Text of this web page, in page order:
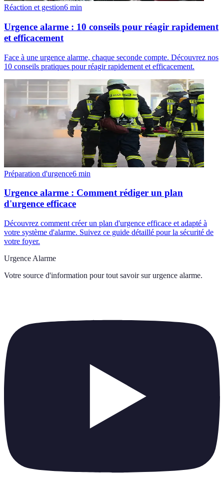
Réaction et gestion6 min
Urgence alarme : 10 conseils pour réagir rapidement
et efficacement
Face à une urgence alarme, chaque seconde compte. Découvrez nos
10 conseils pratiques pour réagir rapidement et efficacement.
Préparation d'urgence6 min
Urgence alarme : Comment rédiger un plan
d'urgence efficace
Découvrez comment créer un plan d'urgence efficace et adapté à
votre système d'alarme. Suivez ce guide détaillé pour la sécurité de
votre foyer.
Urgence Alarme
Votre source d'information pour tout savoir sur urgence alarme.